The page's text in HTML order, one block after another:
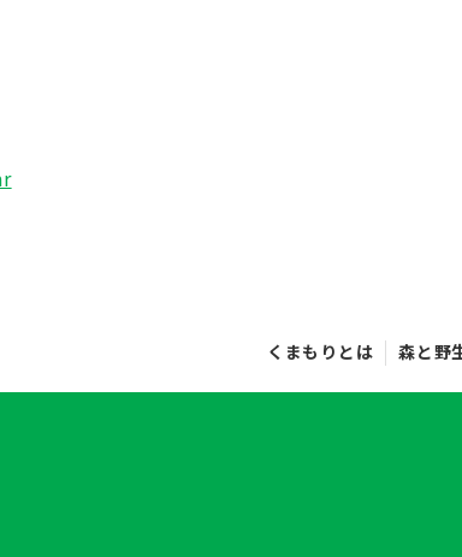
くまもりとは 森と野